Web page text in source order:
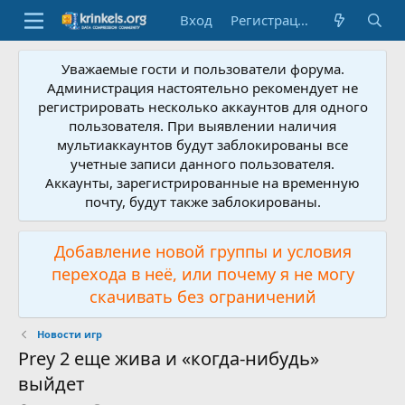
Вход Регистрация
Уважаемые гости и пользователи форума.
Администрация настоятельно рекомендует не
регистрировать несколько аккаунтов для одного
пользователя. При выявлении наличия
мультиаккаунтов будут заблокированы все
учетные записи данного пользователя.
Аккаунты, зарегистрированные на временную
почту, будут также заблокированы.
Добавление новой группы и условия
перехода в неё, или почему я не могу
скачивать без ограничений
Новости игр
Prey 2 еще жива и «когда-нибудь»
выйдет